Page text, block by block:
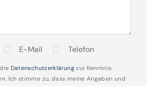
Angabe zur Wohnfläche im
E-Mail Telefon
Datenschutzerklärungzur Kenntnis
Ich stimme zu, dass meine Angaben und